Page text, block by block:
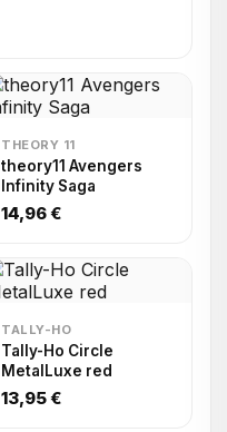
THEORY 11
theory11 Avengers
Infinity Saga
14,96 €
TALLY-HO
Tally-Ho Circle
MetalLuxe red
13,95 €